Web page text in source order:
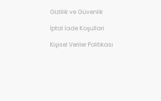
Gizlilik ve Güvenlik
İptal İade Koşullari
Kişisel Veriler Politikası